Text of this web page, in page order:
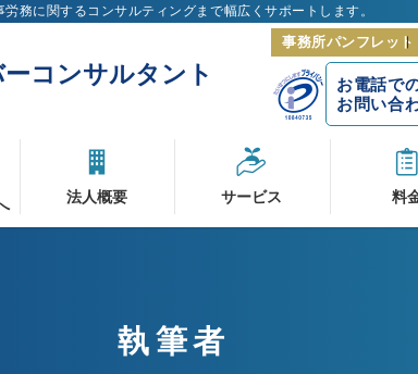
務に関するコンサルティングまで幅広くサポートします。
コンサルタント
事務所パンフレット
お電話で
お問い合
法人概要 サービス 料
執筆者